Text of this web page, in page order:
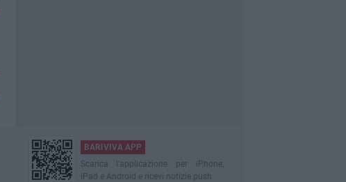
BARIVIVA APP
Scarica l'applicazione per iPhone,
iPad e Android e ricevi notizie push